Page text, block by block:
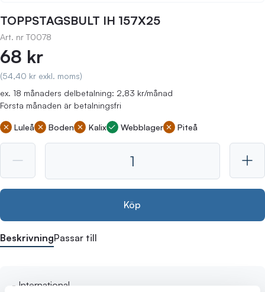
TOPPSTAGSBULT IH 157X25
Art. nr T0078
68 kr
(54,40 kr exkl. moms)
ex. 18 månaders delbetalning: 2,83 kr/månad
Första månaden är betalningsfri
Luleå Boden Kalix Webblager Piteå
Köp
BeskrivningPassar till
- International